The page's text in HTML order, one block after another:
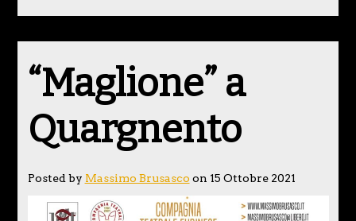
“Maglione” a
Quargnento
Posted by Massimo Brusasco on 15 Ottobre 2021